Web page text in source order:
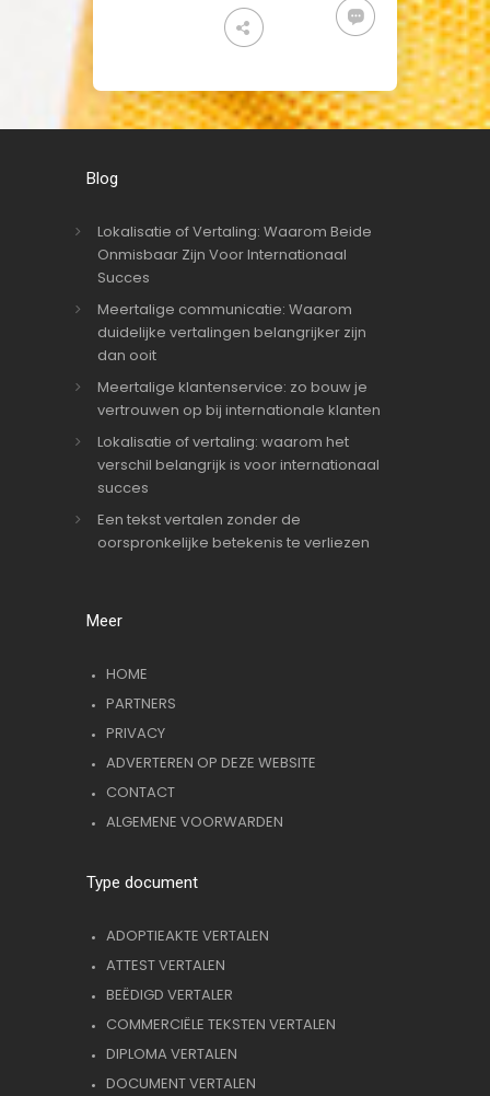
Blog
Lokalisatie of Vertaling: Waarom Beide
Onmisbaar Zijn Voor Internationaal
Succes
Meertalige communicatie: Waarom
duidelijke vertalingen belangrijker zijn
dan ooit
Meertalige klantenservice: zo bouw je
vertrouwen op bij internationale klanten
Lokalisatie of vertaling: waarom het
verschil belangrijk is voor internationaal
succes
Een tekst vertalen zonder de
oorspronkelijke betekenis te verliezen
Meer
HOME
PARTNERS
PRIVACY
ADVERTEREN OP DEZE WEBSITE
CONTACT
ALGEMENE VOORWARDEN
Type document
ADOPTIEAKTE VERTALEN
ATTEST VERTALEN
BEËDIGD VERTALER
COMMERCIËLE TEKSTEN VERTALEN
DIPLOMA VERTALEN
DOCUMENT VERTALEN